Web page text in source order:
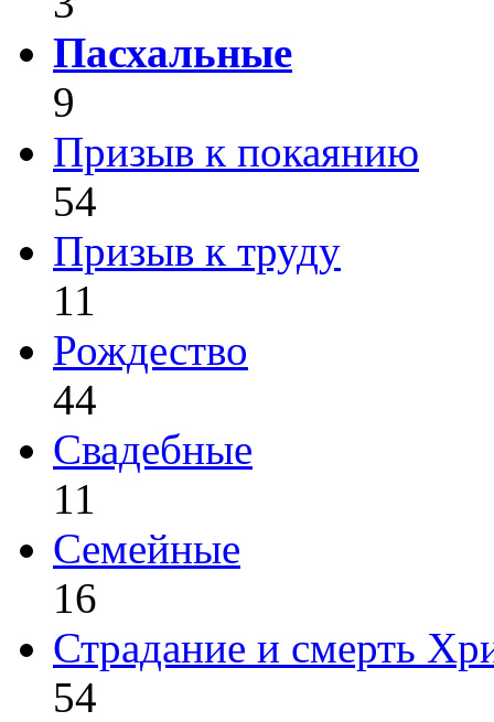
Пасхальные
9
Призыв к покаянию
54
Призыв к труду
11
Рождество
44
Свадебные
11
Семейные
16
Страдание и смерть
54